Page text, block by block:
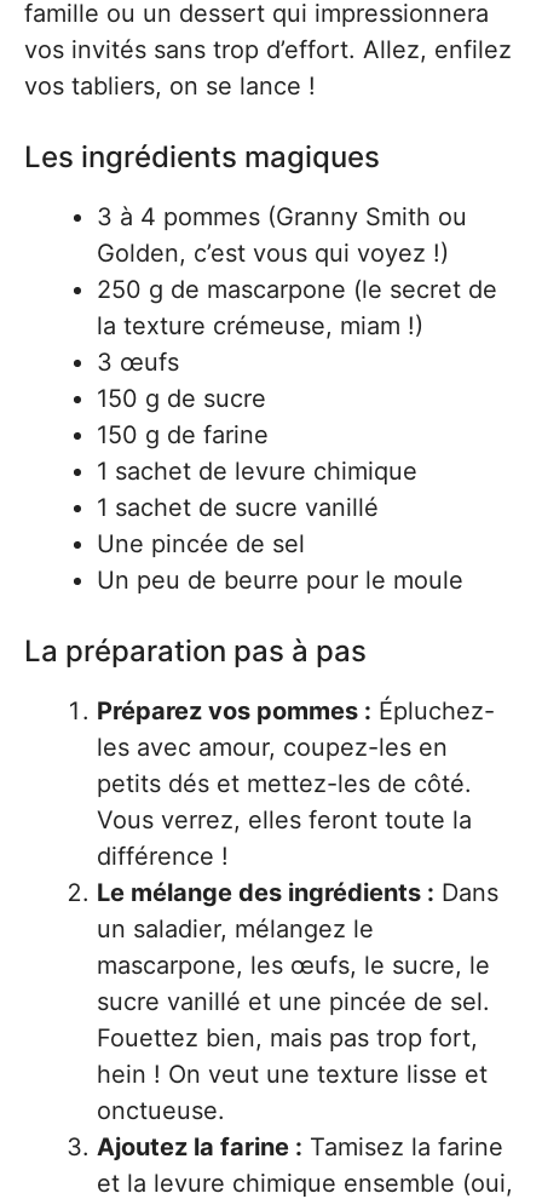
famille ou un dessert qui impressionnera
vos invités sans trop d’effort. Allez, enfilez
vos tabliers, on se lance !
Les ingrédients magiques
3 à 4 pommes (Granny Smith ou
Golden, c’est vous qui voyez !)
250 g de mascarpone (le secret de
la texture crémeuse, miam !)
3 œufs
150 g de sucre
150 g de farine
1 sachet de levure chimique
1 sachet de sucre vanillé
Une pincée de sel
Un peu de beurre pour le moule
La préparation pas à pas
Préparez vos pommes : Épluchez-
les avec amour, coupez-les en
petits dés et mettez-les de côté.
Vous verrez, elles feront toute la
différence !
Le mélange des ingrédients : Dans
un saladier, mélangez le
mascarpone, les œufs, le sucre, le
sucre vanillé et une pincée de sel.
Fouettez bien, mais pas trop fort,
hein ! On veut une texture lisse et
onctueuse.
Ajoutez la farine : Tamisez la farine
et la levure chimique ensemble (oui,